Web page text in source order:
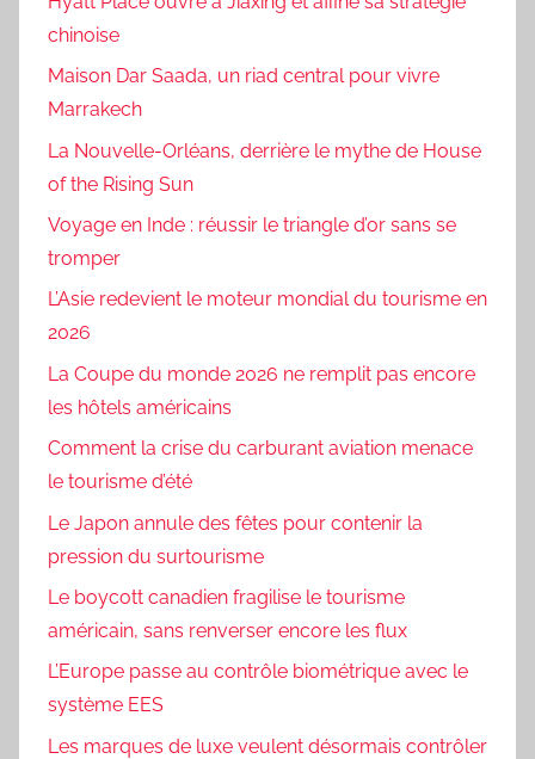
chinoise
Maison Dar Saada, un riad central pour vivre
Marrakech
La Nouvelle-Orléans, derrière le mythe de House
of the Rising Sun
Voyage en Inde : réussir le triangle d’or sans se
tromper
L’Asie redevient le moteur mondial du tourisme en
2026
La Coupe du monde 2026 ne remplit pas encore
les hôtels américains
Comment la crise du carburant aviation menace
le tourisme d’été
Le Japon annule des fêtes pour contenir la
pression du surtourisme
Le boycott canadien fragilise le tourisme
américain, sans renverser encore les flux
L’Europe passe au contrôle biométrique avec le
système EES
Les marques de luxe veulent désormais contrôler